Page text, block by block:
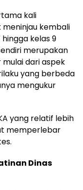
kali
kembali
kelas 9
merupakan
dari aspek
yang berbeda
mengukur
yang relatif lebih
memperlebar
Dinas